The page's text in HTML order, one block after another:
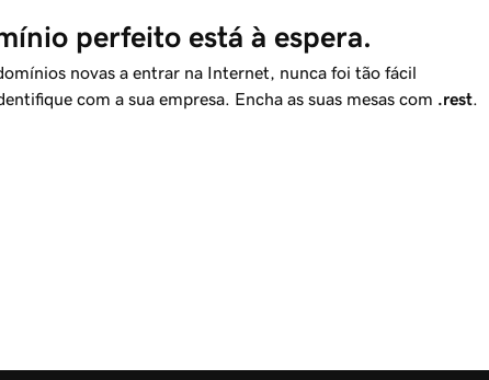
perfeito está à espera.
novas a entrar na Internet, nunca foi tão fácil
com a sua empresa. Encha as suas mesas com .rest.